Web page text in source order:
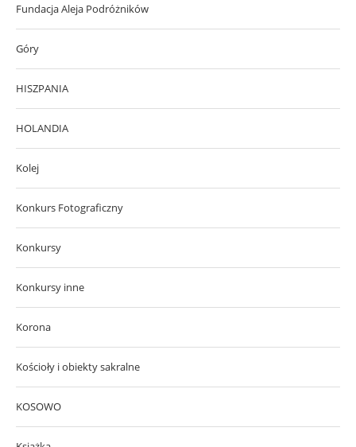
Fundacja Aleja Podróżników
Góry
HISZPANIA
HOLANDIA
Kolej
Konkurs Fotograficzny
Konkursy
Konkursy inne
Korona
Kościoły i obiekty sakralne
KOSOWO